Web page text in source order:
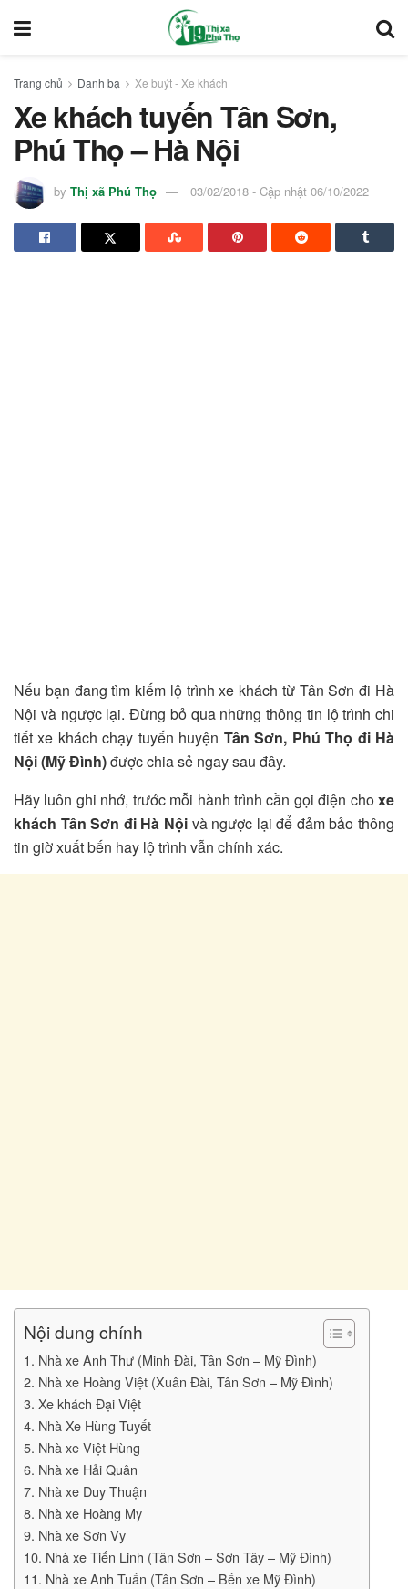
Trang chủ Danh bạ Xe buýt - Xe khách
Xe khách tuyến Tân Sơn,
Phú Thọ – Hà Nội
by Thị xã Phú Thọ 03/02/2018 - Cập nhật 06/10/2022
Nếu bạn đang tìm kiếm lộ trình xe khách từ Tân Sơn đi Hà
Nội và ngược lại. Đừng bỏ qua những thông tin lộ trình chi
tiết xe khách chạy tuyến huyện Tân Sơn, Phú Thọ đi Hà
Nội (Mỹ Đình)được chia sẻ ngay sau đây.
Hãy luôn ghi nhớ, trước mỗi hành trình cần gọi điện choxe
khách Tân Sơn đi Hà Nộivà ngược lại để đảm bảo thông
tin giờ xuất bến hay lộ trình vẫn chính xác.
Nội dung chính
1. Nhà xe Anh Thư (Minh Đài, Tân Sơn – Mỹ Đình)
2. Nhà xe Hoàng Việt (Xuân Đài, Tân Sơn – Mỹ Đình)
3. Xe khách Đại Việt
4. Nhà Xe Hùng Tuyết
5. Nhà xe Việt Hùng
6. Nhà xe Hải Quân
7. Nhà xe Duy Thuận
8. Nhà xe Hoàng My
9. Nhà xe Sơn Vy
10. Nhà xe Tiến Linh (Tân Sơn – Sơn Tây – Mỹ Đình)
11. Nhà xe Anh Tuấn (Tân Sơn – Bến xe Mỹ Đình)